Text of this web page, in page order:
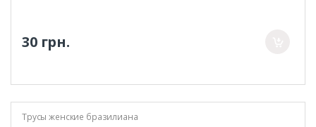
30 грн.
Трусы женские бразилиана